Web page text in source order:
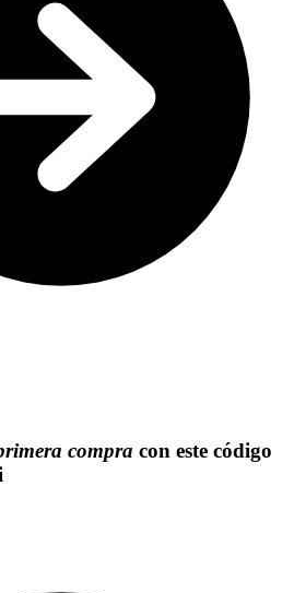
compra con este código